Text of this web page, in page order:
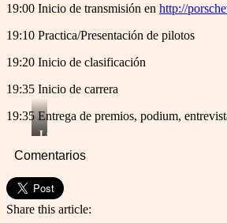
19:00 Inicio de transmisión en http://
19:10 Practica/Presentación de pilotos
19:20 Inicio de clasificación
19:35 Inicio de carrera
19:35 Entrega de premios, podium,
Luis
Comentarios
Share this article: